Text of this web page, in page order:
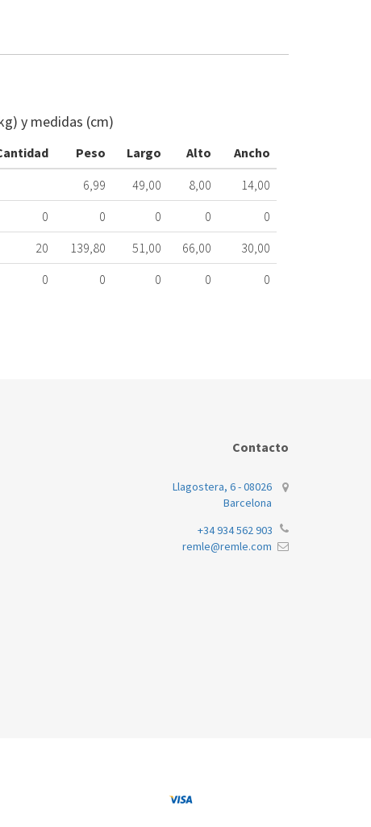
y medidas (cm)
Peso Largo Alto
Ancho
6,99 49,00 8,00
14,00
0 0 0 0
0
20 139,80 51,00 66,00
30,00
0 0 0 0 0
Contacto
Llagostera, 6 - 08026
Barcelona
+34 934 562 903
remle@remle.com